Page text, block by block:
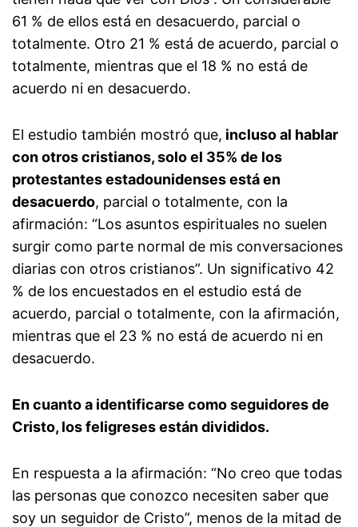
61 % de ellos está en desacuerdo, parcial o
totalmente. Otro 21 % está de acuerdo, parcial o
totalmente, mientras que el 18 % no está de
acuerdo ni en desacuerdo.
El estudio también mostró que, incluso al hablar
con otros cristianos, solo el 35% de los
protestantes estadounidenses está en
desacuerdo, parcial o totalmente, con la
afirmación: “Los asuntos espirituales no suelen
surgir como parte normal de mis conversaciones
diarias con otros cristianos”. Un significativo 42
% de los encuestados en el estudio está de
acuerdo, parcial o totalmente, con la afirmación,
mientras que el 23 % no está de acuerdo ni en
desacuerdo.
En cuanto a identificarse como seguidores de
Cristo, los feligreses están divididos.
En respuesta a la afirmación: “No creo que todas
las personas que conozco necesiten saber que
soy un seguidor de Cristo”, menos de la mitad de